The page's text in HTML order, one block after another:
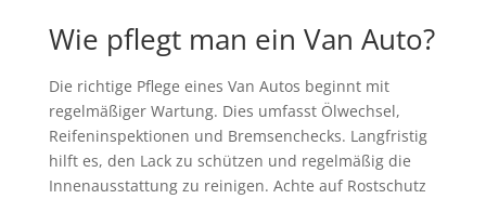
Wie pflegt man ein Van Auto?
Die richtige Pflege eines Van Autos beginnt mit
regelmäßiger Wartung. Dies umfasst Ölwechsel,
Reifeninspektionen und Bremsenchecks. Langfristig
hilft es, den Lack zu schützen und regelmäßig die
Innenausstattung zu reinigen. Achte auf Rostschutz